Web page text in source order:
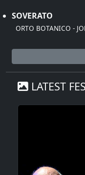
SOVERATO
ORTO BOTANICO -
LATEST